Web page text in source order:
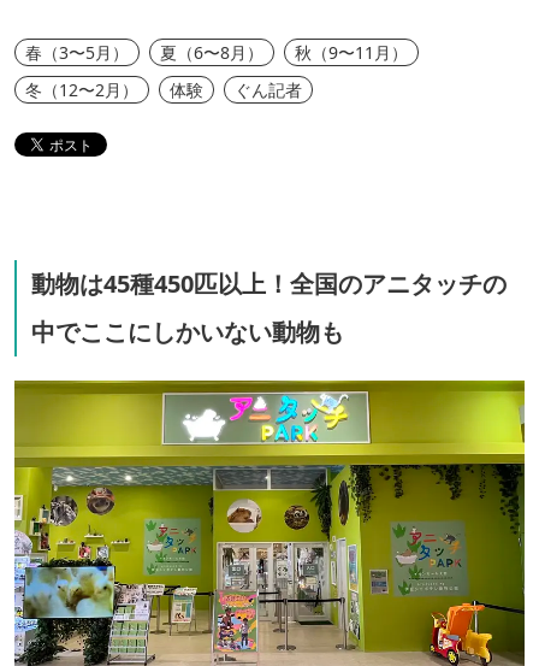
春（3〜5月） 夏（6〜8月）
秋（9〜11月）
冬（12〜2月）
体験 ぐん記者
動物は45種450匹以上！全国のアニタッチの
中でここにしかいない動物も